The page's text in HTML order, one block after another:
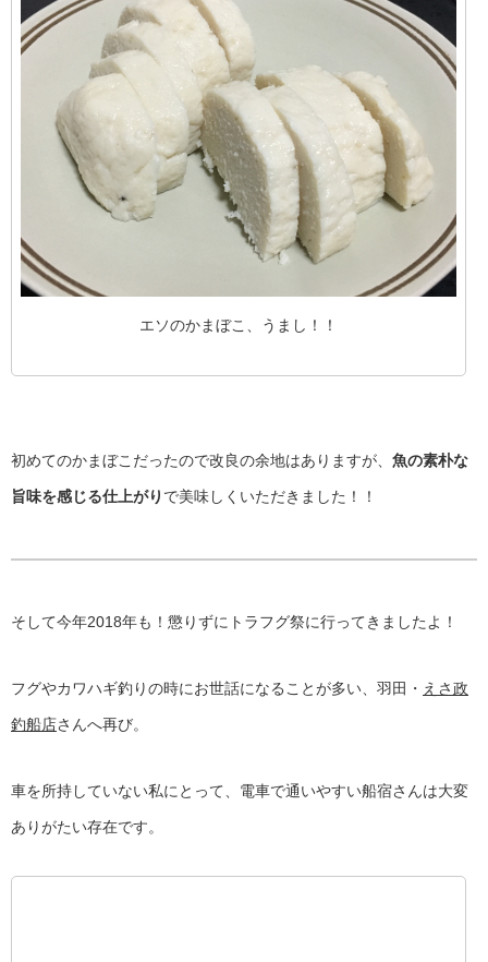
エソのかまぼこ、うまし！！
初めてのかまぼこだったので改良の余地はありますが、 魚の素朴な
旨味を感じる仕上がり で美味しくいただきました！！
そして今年2018年も！懲りずにトラフグ祭に行ってきましたよ！
フグやカワハギ釣りの時にお世話になることが多い、羽田・ えさ政
釣船店さんへ再び。
車を所持していない私にとって、電車で通いやすい船宿さんは大変
ありがたい存在です。